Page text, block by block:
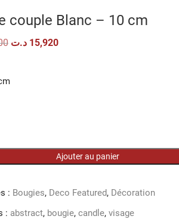
couple Blanc – 10 cm
Le
15,920 د.ت
Le
Ajouter au panier
: Bougies, Deco Featured, Décoration
: abstract, bougie,candle,visage